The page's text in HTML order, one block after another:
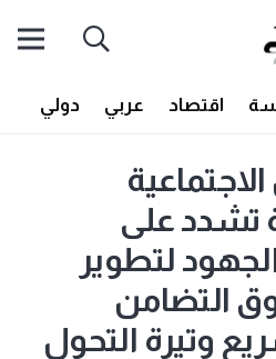
اقتصاد عربي دولي
تشدد على
لتطوير
التضامن
وتيرة التحول